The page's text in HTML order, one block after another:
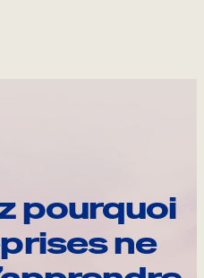
pourquoi
ne